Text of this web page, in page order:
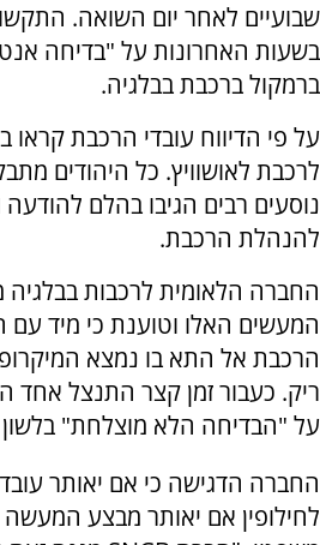
שבועיים לאחר יום השואה.
בשעות האחרונות על "בדיחה
ברמקול ברכבת בבלגיה.
על פי הדיווח עובדי הרכבת קראו
לרכבת לאושוויץ. כל היהודים
נוסעים רבים הגיבו בהלם
להנהלת הרכבת.
החברה הלאומית לרכבות
המעשים האלו וטוענת כי מיד
הרכבת אל התא בו נמצא
ריק. כעבור זמן קצר התנצל
על "הבדיחה הלא מוצלחת"
החברה הדגישה כי אם יאותר
לחילופין אם יאותר מבצע המעשה